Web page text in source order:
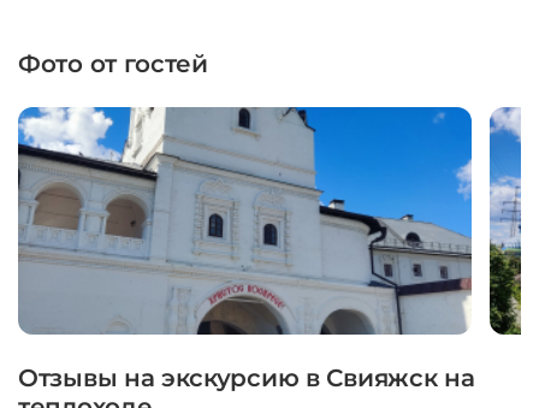
Фото от гостей
Отзывы на экскурсию в Свияжск на